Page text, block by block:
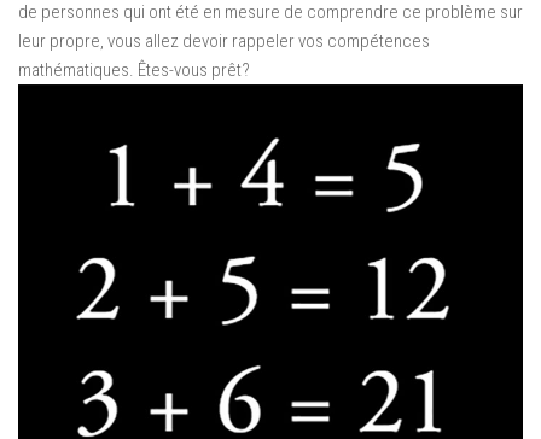
de personnes qui ont été en mesure de comprendre ce problème sur
leur propre, vous allez devoir rappeler vos compétences
mathématiques. Êtes-vous prêt?